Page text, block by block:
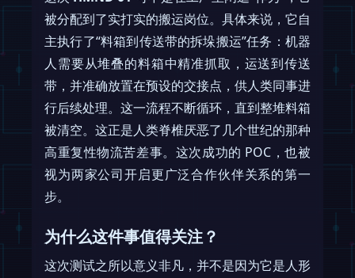
被分配到了实打实的搬运岗位。具体来说，它自
主执行了“料箱到传送带的拆垛搬运”任务：机器
人需要从堆叠的料箱中精准抓取，运送到传送
带，并准确放置在预设的交接点，供人类同事进
行后续处理。这一流程不断循环，直到整堆料箱
被清空。这正是人类脊椎厌恶了几个世纪的那种
高重复性物流苦差事。这次成功的 POC，也被
视为两家公司开启更广泛合作伙伴关系的第一
步。
为什么这件事值得关注？
这次测试之所以意义非凡，并不是因为它是人形